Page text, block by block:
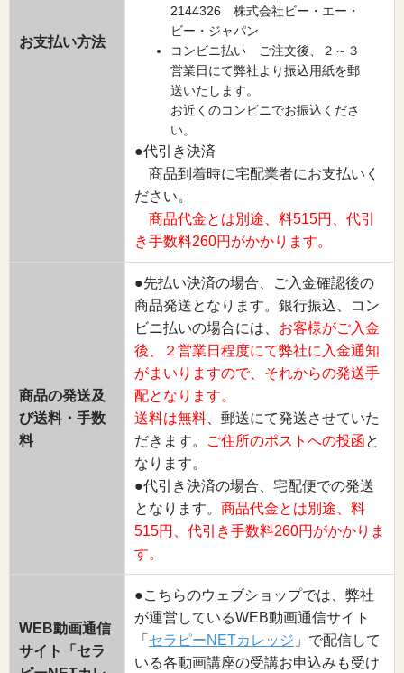
お支払い方法
2144326 株式会社ビー・エー・
ビー・ジャパン
コンビニ払い ご注文後、２～３
営業日にて弊社より振込用紙を郵
送いたします。
お近くのコンビニでお振込くださ
い。
●代引き決済
商品到着時に宅配業者にお支払いく
ださい。
商品代金とは別途、料515円、代引
き手数料260円がかかります。
商品の発送及
び送料・手数
料
●先払い決済の場合、ご入金確認後の
商品発送となります。銀行振込、コン
ビニ払いの場合には、 お客様がご入金
後、２営業日程度にて弊社に入金通知
がまいりますので、それからの発送手
配となります。
送料は無料 、郵送にて発送させていた
だきます。
ご住所のポストへの投函と
なります。
●代引き決済の場合、宅配便での発送
となります。 商品代金とは別途、料
515円、代引き手数料260円がかかりま
す。
WEB動画通信
サイト「セラ
●こちらのウェブショップでは、弊社
が運営しているWEB動画通信サイト
「 セラピーNETカレッジ 」で配信して
いる各動画講座の受講お申込みも受け